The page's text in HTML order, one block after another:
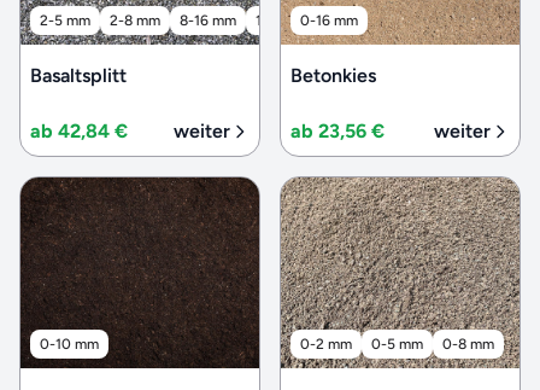
2-5 mm 2-8 mm 8-16 mm 16-32 mm 32-56 mm
Basaltsplitt
ab 42,84 € weiter
0-16 mm
Betonkies
ab 23,56 € weiter
0-10 mm 0-2 mm 0-5 mm 0-8 mm